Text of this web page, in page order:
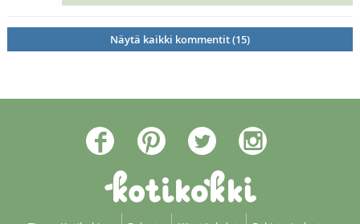
Näytä kaikki kommentit (15)